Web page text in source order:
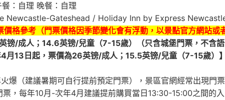
：自理 晚餐：自理
Newcastle-Gateshead / Holiday Inn by Express Newcastle
格參考（門票價格因季節變化會有浮動，以景點官方網站或
镑/成人；14.6英镑/兒童（7-15歲）（只含城堡門票，不含
月13日起，票價為26英镑/成人；15.5英镑/兒童（7-15歲）】
爆（建議暑期可自行提前預定門票），景區官網經常出現門
票，每年10月-次年4月建議提前購買當日13:30-15:00之間